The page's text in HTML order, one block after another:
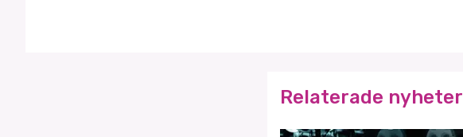
Relaterade nyheter